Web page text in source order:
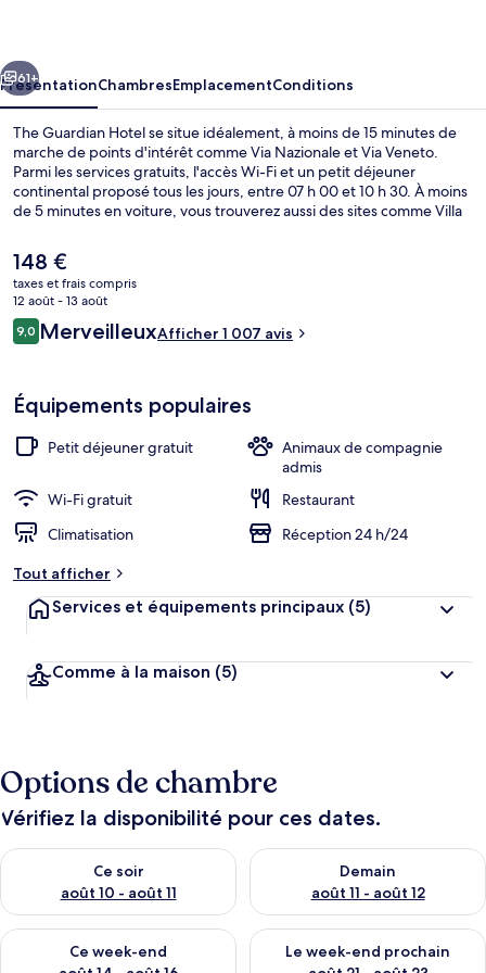
Suivant
61+
PrésentationChambresEmplacementConditions
The Guardian Hotel se situe idéalement, à moins de 15 minutes de
marche de points d'intérêt comme Via Nazionale et Via Veneto.
Parmi les services gratuits, l'accès Wi-Fi et un petit déjeuner
continental proposé tous les jours, entre 07 h 00 et 10 h 30. À moins
de 5 minutes en voiture, vous trouverez aussi des sites comme Villa
autres voyageurs apprécient l'emplacement pour les visites
touristiques, mais aussi pour sa proximité avec les transports publics
: Station de métro Castro Pretorio est à 6 min à pied et Station de
métro Repubblica, à 10 min de marche.
Le
prix
actuel
est
de
148 €
taxes et frais compris
12 août - 13 août
Avis
voyageurs
9,09,0 sur 10
MerveilleuxAfficher 1 007 avis
Équipements populaires
Petit déjeuner gratuit
Animaux de compagnie
admis
Wi-Fi gratuit
Restaurant
Climatisation
Réception 24 h/24
Tout afficher
Services et équipements principaux (5)
Comme à la maison (5)
Options de chambre
Vérifiez la disponibilité pour ces dates.
Ce soir
août 10 - août 11
Vérifier la disponibilité pour ce soir août 10 - août 11
Demain
août 11 - août 12
Vérifier la disponibilité pour
Ce week-end
Vérifier la disponibilité pour ce week-end août 14 - août 16
Le week-end prochain
Vérifier la disponibilité pour